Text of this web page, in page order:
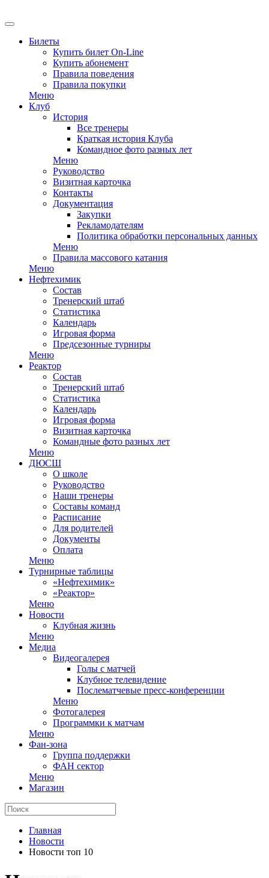
Билеты
Купить билет On-Line
Купить абонемент
Правила поведения
Правила покупки
Меню
Клуб
История
Все тренеры
Краткая история Клуба
Командное фото разных лет
Меню
Руководство
Визитная карточка
Контакты
Документация
Закупки
Рекламодателям
Политика обработки персональных данных
Меню
Правила массового катания
Меню
Нефтехимик
Состав
Тренерский штаб
Статистика
Календарь
Игровая форма
Предсезонные турниры
Меню
Реактор
Состав
Тренерский штаб
Статистика
Календарь
Игровая форма
Визитная карточка
Командные фото разных лет
Меню
ДЮСШ
О школе
Руководство
Наши тренеры
Составы команд
Расписание
Для родителей
Документы
Оплата
Меню
Турнирные таблицы
«Нефтехимик»
«Реактор»
Меню
Новости
Клубная жизнь
Меню
Медиа
Видеогалерея
Голы с матчей
Клубное телевидение
Послематчевые пресс-конференции
Меню
Фотогалерея
Программки к матчам
Меню
Фан-зона
Группа поддержки
ФАН сектор
Меню
Магазин
Главная
Новости
Новости топ 10